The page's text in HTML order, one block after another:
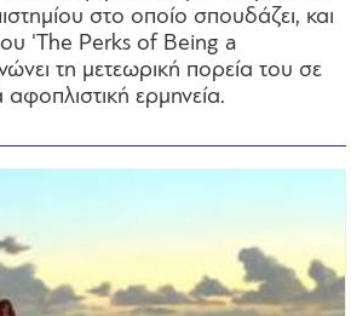
στο οποίο σπουδάζει, και
'The Perks of Being a
τη μετεωρική πορεία του σε
αφοπλιστική ερμηνεία.